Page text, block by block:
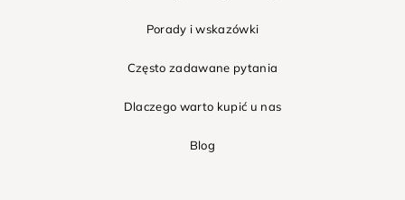
Porady i wskazówki
Często zadawane pytania
Dlaczego warto kupić u nas
Blog